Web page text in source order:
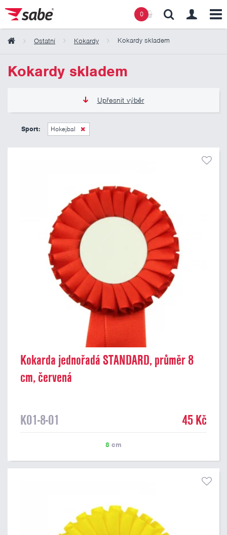
0
Ostatní Kokardy Kokardy skladem
Kokardy skladem
Upřesnit výběr
45 Kč
Sport: Hokejbal
Kokarda jednořadá STANDARD, průměr 8
cm, červená
K01-8-01 45 Kč
8 cm
Obsah košíku